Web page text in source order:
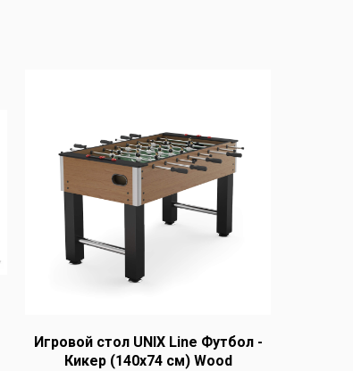
Игровой стол UNIX Line Футбол -
Кикер (140х74 cм) Wood